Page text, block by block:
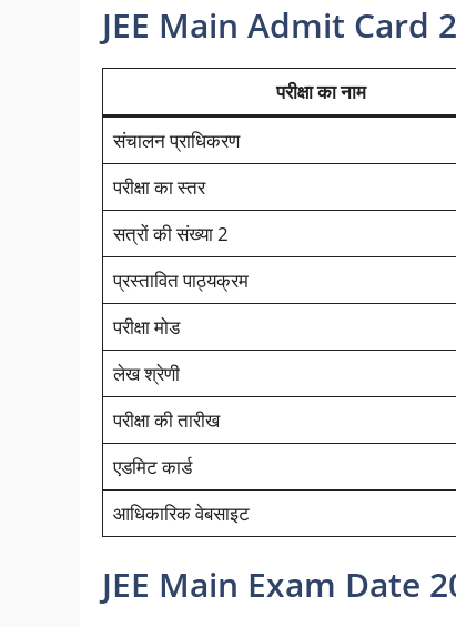
JEE Main Admit Card
परीक्षा का नाम
संचालन प्राधिकरण
परीक्षा का स्तर
सत्रों की संख्या 2
प्रस्तावित पाठ्यक्रम
परीक्षा मोड
लेख श्रेणी
परीक्षा की तारीख
एडमिट कार्ड
आधिकारिक वेबसाइट
JEE Main Exam Date